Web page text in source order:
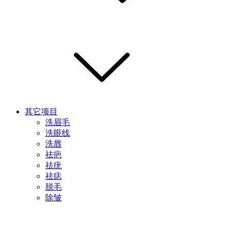
其它项目
洗眉毛
洗眼线
洗唇
祛疤
祛疣
祛痣
脱毛
除皱